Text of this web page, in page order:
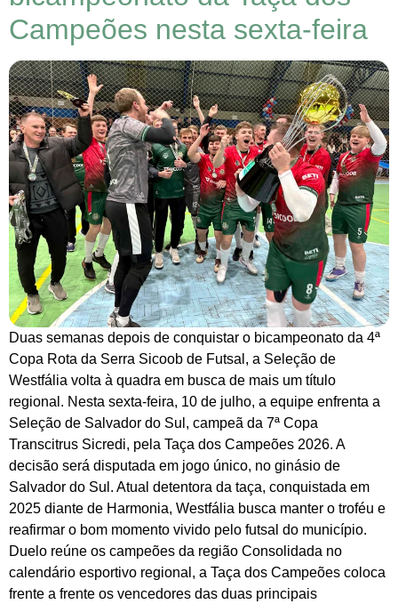
Campeões nesta sexta-feira
Duas semanas depois de conquistar o bicampeonato da 4ª
Copa Rota da Serra Sicoob de Futsal, a Seleção de
Westfália volta à quadra em busca de mais um título
regional. Nesta sexta-feira, 10 de julho, a equipe enfrenta a
Seleção de Salvador do Sul, campeã da 7ª Copa
Transcitrus Sicredi, pela Taça dos Campeões 2026. A
decisão será disputada em jogo único, no ginásio de
Salvador do Sul. Atual detentora da taça, conquistada em
2025 diante de Harmonia, Westfália busca manter o troféu e
reafirmar o bom momento vivido pelo futsal do município.
Duelo reúne os campeões da região Consolidada no
calendário esportivo regional, a Taça dos Campeões coloca
frente a frente os vencedores das duas principais